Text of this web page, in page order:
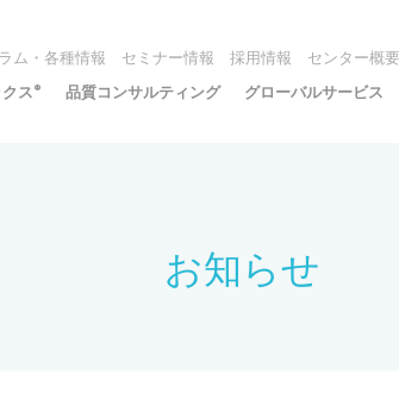
ム・各種情報 セミナー情報 採用情報 センター概要
ス® 品質コンサルティング グローバルサービス
お知らせ